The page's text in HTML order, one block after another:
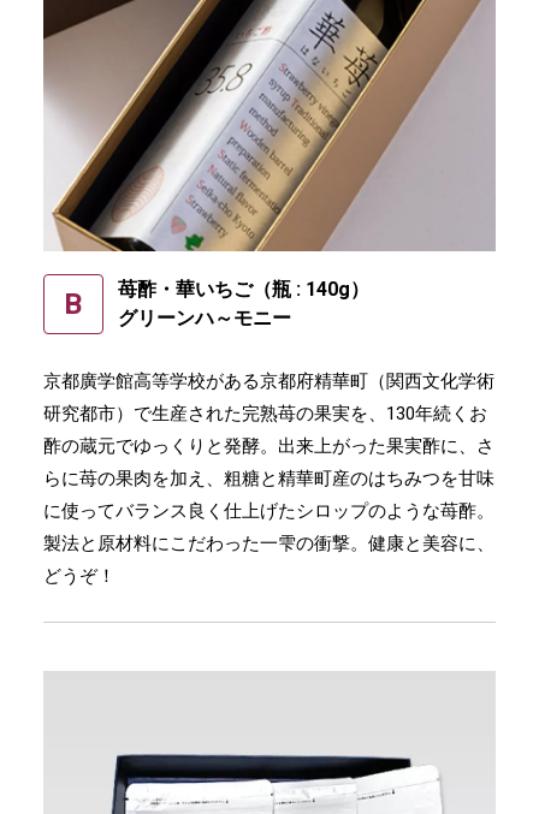
B
苺酢・華いちご（瓶 : 140g）
グリーンハ～モニー
京都廣学館高等学校がある京都府精華町（関西文化学術
研究都市）で生産された完熟苺の果実を、130年続くお
酢の蔵元でゆっくりと発酵。出来上がった果実酢に、さ
らに苺の果肉を加え、粗糖と精華町産のはちみつを甘味
に使ってバランス良く仕上げたシロップのような苺酢。
製法と原材料にこだわった一雫の衝撃。健康と美容に、
どうぞ！